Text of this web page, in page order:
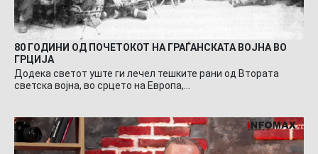
80 ГОДИНИ ОД ПОЧЕТОКОТ НА ГРАЃАНСКАТА ВОЈНА ВО
ГРЦИЈА
Додека светот уште ги лечел тешките рани од Втората
светска војна, во срцето на Европа,…